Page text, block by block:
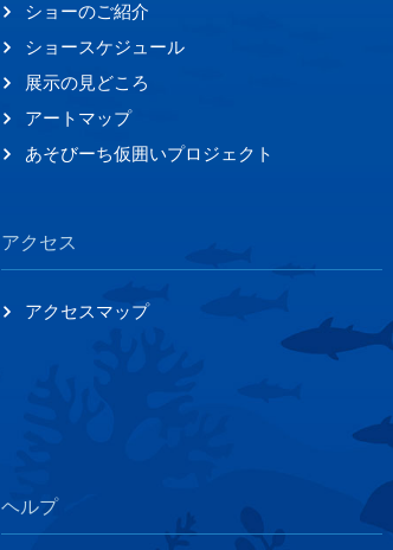
ショーのご紹介
ショースケジュール
展示の見どころ
アートマップ
あそびーち仮囲いプロジェクト
アクセス
アクセスマップ
ヘルプ